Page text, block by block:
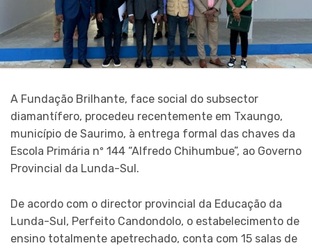
A Fundação Brilhante, face social do subsector
diamantífero, procedeu recentemente em Txaungo,
município de Saurimo, à entrega formal das chaves da
Escola Primária nº 144 “Alfredo Chihumbue”, ao Governo
Provincial da Lunda-Sul.
De acordo com o director provincial da Educação da
Lunda-Sul, Perfeito Candondolo, o estabelecimento de
ensino totalmente apetrechado, conta com 15 salas de